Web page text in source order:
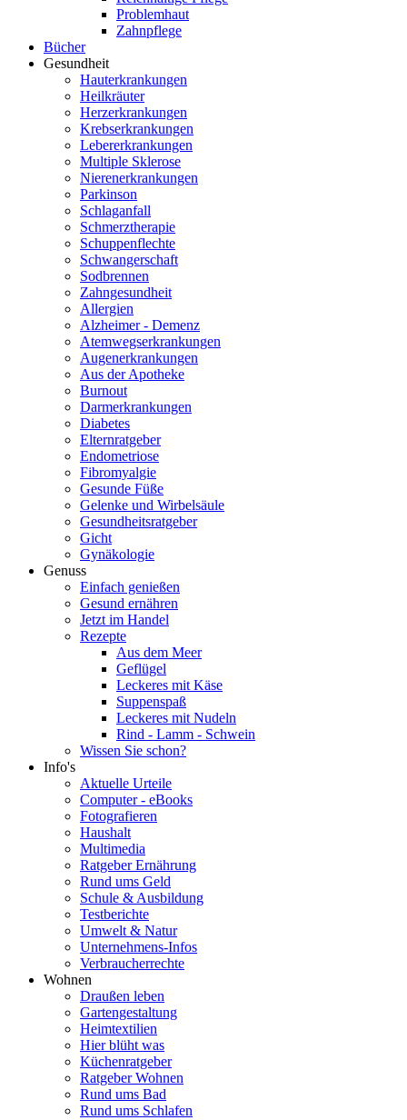
Problemhaut
Zahnpflege
Bücher
Gesundheit
Hauterkrankungen
Heilkräuter
Herzerkrankungen
Krebserkrankungen
Lebererkrankungen
Multiple Sklerose
Nierenerkrankungen
Parkinson
Schlaganfall
Schmerztherapie
Schuppenflechte
Schwangerschaft
Sodbrennen
Zahngesundheit
Allergien
Alzheimer - Demenz
Atemwegserkrankungen
Augenerkrankungen
Aus der Apotheke
Burnout
Darmerkrankungen
Diabetes
Elternratgeber
Endometriose
Fibromyalgie
Gesunde Füße
Gelenke und Wirbelsäule
Gesundheitsratgeber
Gicht
Gynäkologie
Genuss
Einfach genießen
Gesund ernähren
Jetzt im Handel
Rezepte
Aus dem Meer
Geflügel
Leckeres mit Käse
Suppenspaß
Leckeres mit Nudeln
Rind - Lamm - Schwein
Wissen Sie schon?
Info's
Aktuelle Urteile
Computer - eBooks
Fotografieren
Haushalt
Multimedia
Ratgeber Ernährung
Rund ums Geld
Schule & Ausbildung
Testberichte
Umwelt & Natur
Unternehmens-Infos
Verbraucherrechte
Wohnen
Draußen leben
Gartengestaltung
Heimtextilien
Hier blüht was
Küchenratgeber
Ratgeber Wohnen
Rund ums Bad
Rund ums Schlafen